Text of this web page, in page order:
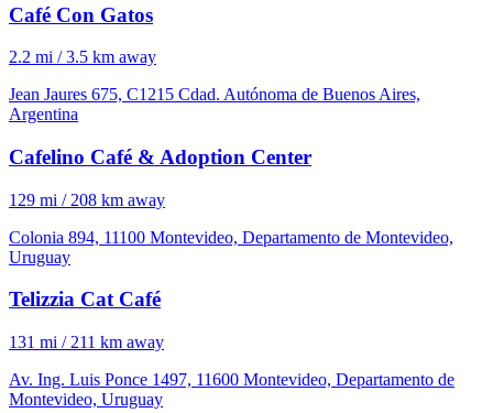
Café Con Gatos
2.2 mi / 3.5 km away
Jean Jaures 675, C1215 Cdad. Autónoma de Buenos Aires,
Argentina
Cafelino Café & Adoption Center
129 mi / 208 km away
Colonia 894, 11100 Montevideo, Departamento de Montevideo,
Uruguay
Telizzia Cat Café
131 mi / 211 km away
Av. Ing. Luis Ponce 1497, 11600 Montevideo, Departamento de
Montevideo, Uruguay